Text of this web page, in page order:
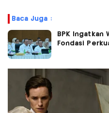
Baca Juga :
BPK Ingatkan
Fondasi